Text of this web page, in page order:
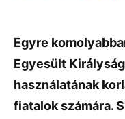
Egyre
Egyesült
használatának
fiatalok számára.